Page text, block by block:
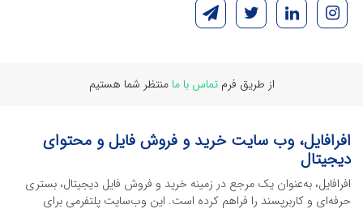
از طریق فرمتماس با ما منتظر شما هستیم
افرافایل، وب سایت خرید و فروش فایل و محتوای
دیجیتال
افرافایل، به‌عنوان یک مرجع در زمینه خرید و فروش فایل دیجیتال، بستری
حرفه‌ای و کاربرپسند را فراهم کرده است. این وب‌سایت‌ پلتفرمی برای